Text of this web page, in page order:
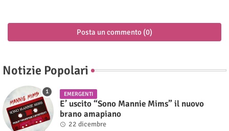
Posta un commento (0)
Notizie Popolari
EMERGENTI
E’ uscito “Sono Mannie Mims” il nuovo
brano amapiano
22 dicembre